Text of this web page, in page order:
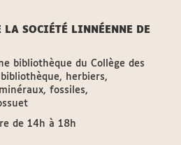
SOCIÉTÉ LINNÉENNE DE
bibliothèque du Collège des
herbiers,
fossiles,
de 14h à 18h